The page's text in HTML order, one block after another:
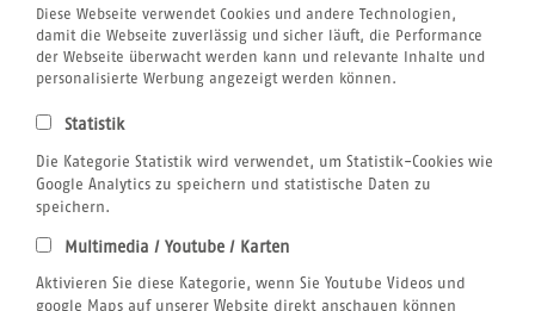
Atmosfair CO2 Kompensation
Airline Blacklist
Bildnachweis
Centrum für Reisemedizin
Jobs
Kitesurfen
SUP
Tauchen
Wingfoilen
Rechtliches
AGB
Diese Webseite verwendet Cookies und andere Technologien,
damit die Webseite zuverlässig und sicher läuft, die Performance
der Webseite überwacht werden kann und relevante Inhalte und
personalisierte Werbung angezeigt werden können.
Statistik
Die Kategorie Statistik wird verwendet, um Statistik-Cookies wie
Google Analytics zu speichern und statistische Daten zu
speichern.
Multimedia / Youtube / Karten
Aktivieren Sie diese Kategorie, wenn Sie Youtube Videos und
google Maps auf unserer Website direkt anschauen können